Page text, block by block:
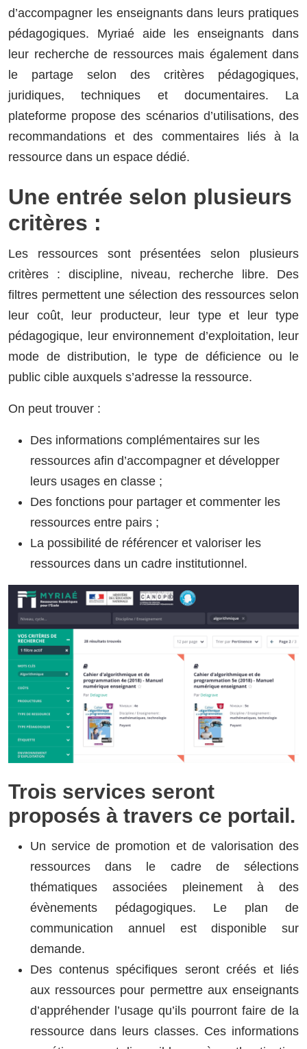
d’accompagner les enseignants dans leurs pratiques
pédagogiques. Myriaé aide les enseignants dans
leur recherche de ressources mais également dans
le partage selon des critères pédagogiques,
juridiques, techniques et documentaires. La
plateforme propose des scénarios d’utilisations, des
recommandations et des commentaires liés à la
ressource dans un espace dédié.
Une entrée selon plusieurs
critères :
Les ressources sont présentées selon plusieurs
critères : discipline, niveau, recherche libre. Des
filtres permettent une sélection des ressources selon
leur coût, leur producteur, leur type et leur type
pédagogique, leur environnement d’exploitation, leur
mode de distribution, le type de déficience ou le
public cible auxquels s’adresse la ressource.
On peut trouver :
Des informations complémentaires sur les
ressources afin d’accompagner et développer
leurs usages en classe ;
Des fonctions pour partager et commenter les
ressources entre pairs ;
La possibilité de référencer et valoriser les
ressources dans un cadre institutionnel.
Trois services seront
proposés à travers ce portail.
Un service de promotion et de valorisation des
ressources dans le cadre de sélections
thématiques associées pleinement à des
évènements pédagogiques. Le plan de
communication annuel est disponible sur
demande.
Des contenus spécifiques seront créés et liés
aux ressources pour permettre aux enseignants
d’appréhender l’usage qu’ils pourront faire de la
ressource dans leurs classes. Ces informations